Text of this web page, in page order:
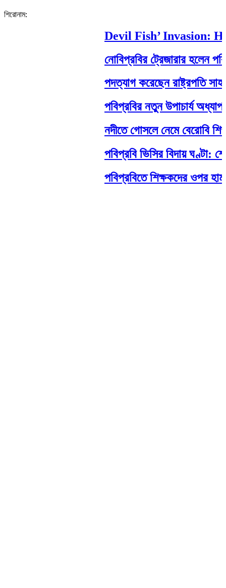
শিরোনাম:
Devil Fish’ Invasion:
নোবিপ্রবির ট্রেজারার হলেন
পদত্যাগ করেছেন রাষ্ট্রপতি সাহাবুদ্দিন
পবিপ্রবির নতুন উপাচার্য অধ্যাপক
নদীতে গোসলে নেমে বেরোবি
পবিপ্রবি ভিসির বিদায় ঘণ্টা:
পবিপ্রবিতে শিক্ষকদের ওপর হামলা: